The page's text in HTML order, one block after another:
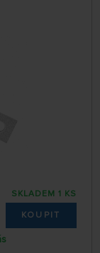
SKLADEM 1 KS
KOUPIT